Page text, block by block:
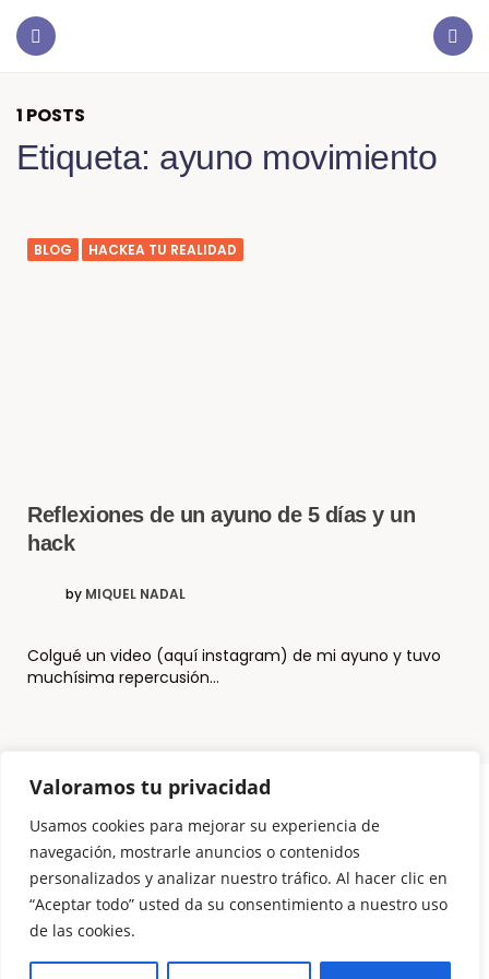
Valoramos tu privacidad
Usamos cookies para mejorar su experiencia de
navegación, mostrarle anuncios o contenidos
personalizados y analizar nuestro tráfico. Al hacer clic en
“Aceptar todo” usted da su consentimiento a nuestro uso
de las cookies.
1 POSTS
Etiqueta: ayuno movimiento
BLOG HACKEA TU REALIDAD
Reflexiones de un ayuno de 5 días y un
hack
by MIQUEL NADAL
Colgué un video (aquí instagram) de mi ayuno y tuvo
muchísima repercusión…
© Copyright El Método Neurohacking®
¿Que es Neurohacking? y ¿Cómo puedo usarlo?
NeuroTechZen – La diferencia
Productos para programar tu mente Contáctanos